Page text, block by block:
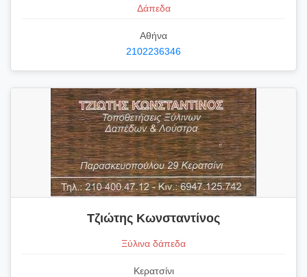
Δάπεδα
Αθήνα
2102236346
Τζιώτης Κωνσταντίνος
Ξύλινα δάπεδα
Κερατσίνι